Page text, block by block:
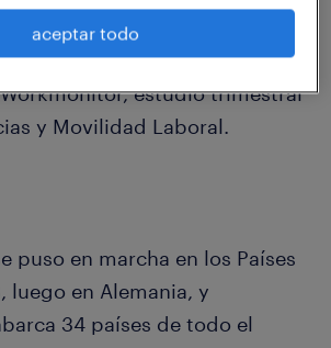
estudio trimestral
y Movilidad Laboral.
puso en marcha en los Países
luego en Alemania, y
34 países de todo el
aceptar todo